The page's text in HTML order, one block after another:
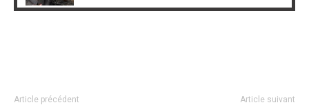
Article précédent Article suivant